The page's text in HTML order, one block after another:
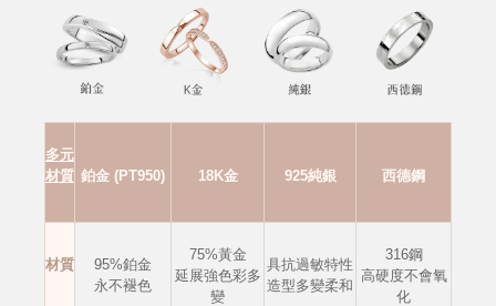
多元
材質 鉑金 (PT950) 18K金 925純銀 西德鋼
材質
95%鉑金
永不褪色
75%黃金
延展強色彩多
變
具抗過敏特性
造型多變柔和
316鋼
高硬度不會氧
化